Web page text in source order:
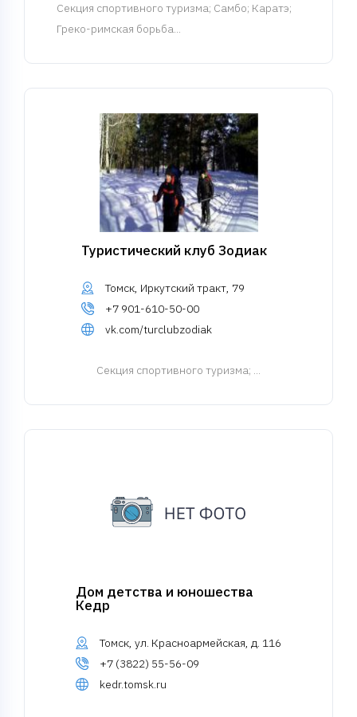
Cекция спортивного туризма; Самбо; Каратэ;
Греко-римская борьба...
Туристический клуб Зодиак
Томск, Иркутский тракт, 79
+7 901-610-50-00
vk.com/turclubzodiak
Cекция спортивного туризма; ...
Дом детства и юношества
Кедр
Томск, ул. Красноармейская, д. 116
+7 (3822) 55-56-09
kedr.tomsk.ru